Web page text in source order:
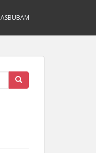
ASBUBAM